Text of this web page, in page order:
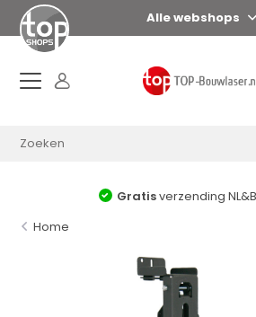
Alle webshops
Gratisverzending
Home